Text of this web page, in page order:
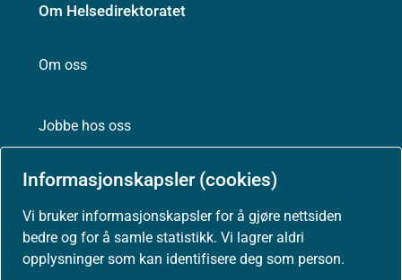
Informasjonskapsler (cookies)
Vi bruker informasjonskapsler for å gjøre nettsiden
bedre og for å samle statistikk. Vi lagrer aldri
opplysninger som kan identifisere deg som person.
Om Helsedirektoratet
Om oss
Jobbe hos oss
Kontakt oss
Postadresse:
Helsedirektoratet
Postboks 220, Skøyen